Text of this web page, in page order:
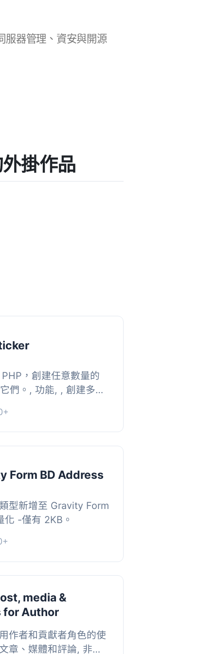
器管理、資安與開源
掛作品
，創建任意數量的
們。, 功能, , 創建多個
畫設置...
Form BD Address
型新增至 Gravity Form
化 -僅有 2KB。
media &
for Author
作者和貢獻者角色的使
章、媒體和評論, 非常